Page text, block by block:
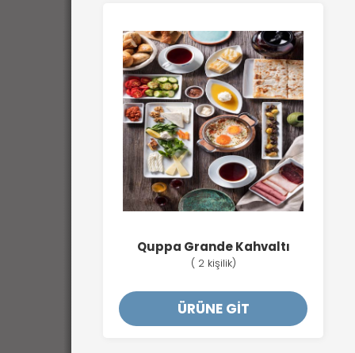
Quppa Grande Kahvaltı
( 2 kişilik)
ÜRÜNE GİT